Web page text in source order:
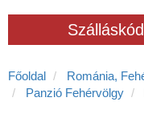
Főoldal Románia,
Panzió Fehérvölgy